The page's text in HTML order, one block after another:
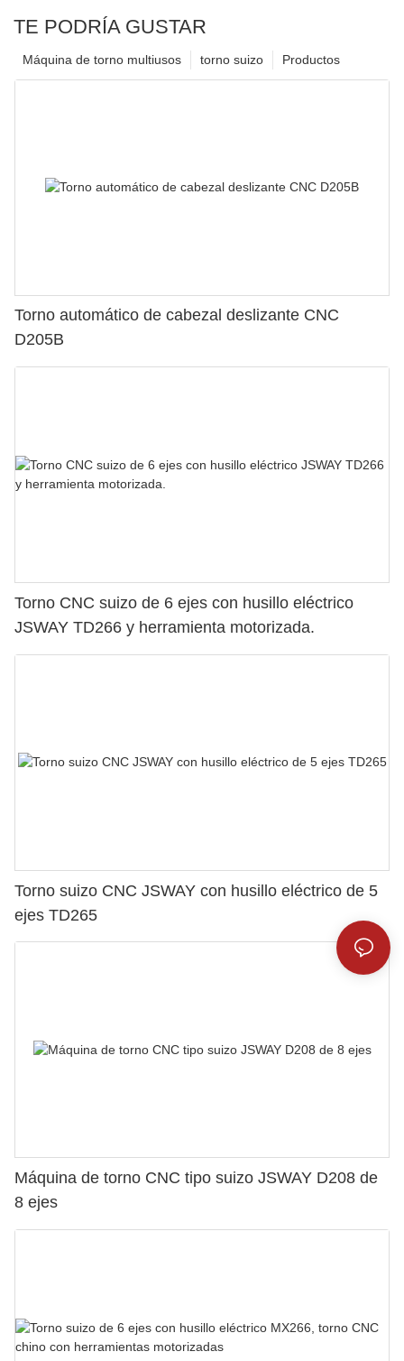
TE PODRÍA GUSTAR
Productos
torno suizo
Máquina de torno multiusos
Torno automático de cabezal deslizante CNC
D205B
Torno CNC suizo de 6 ejes con husillo eléctrico
JSWAY TD266 y herramienta motorizada.
Torno suizo CNC JSWAY con husillo eléctrico de 5
ejes TD265
Máquina de torno CNC tipo suizo JSWAY D208 de
8 ejes